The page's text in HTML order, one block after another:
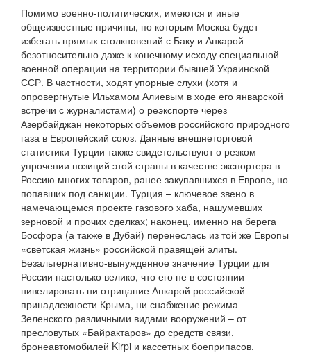
Помимо военно-политических, имеются и иные
общеизвестные причины, по которым Москва будет
избегать прямых столкновений с Баку и Анкарой –
безотносительно даже к конечному исходу специальной
военной операции на территории бывшей Украинской
ССР. В частности, ходят упорные слухи (хотя и
опровергнутые Ильхамом Алиевым в ходе его январской
встречи с журналистами) о реэкспорте через
Азербайджан некоторых объемов российского природного
газа в Европейский союз. Данные внешнеторговой
статистики Турции также свидетельствуют о резком
упрочении позиций этой страны в качестве экспортера в
Россию многих товаров, ранее закупавшихся в Европе, но
попавших под санкции. Турция – ключевое звено в
намечающемся проекте газового хаба, нашумевших
зерновой и прочих сделках; наконец, именно на берега
Босфора (а также в Дубай) перенеслась из той же Европы
«светская жизнь» российской правящей элиты.
Безальтернативно-вынужденное значение Турции для
России настолько велико, что его не в состоянии
нивелировать ни отрицание Анкарой российской
принадлежности Крыма, ни снабжение режима
Зеленского различными видами вооружений – от
пресловутых «Байрактаров» до средств связи,
бронеавтомобилей Kirpi и кассетных боеприпасов.